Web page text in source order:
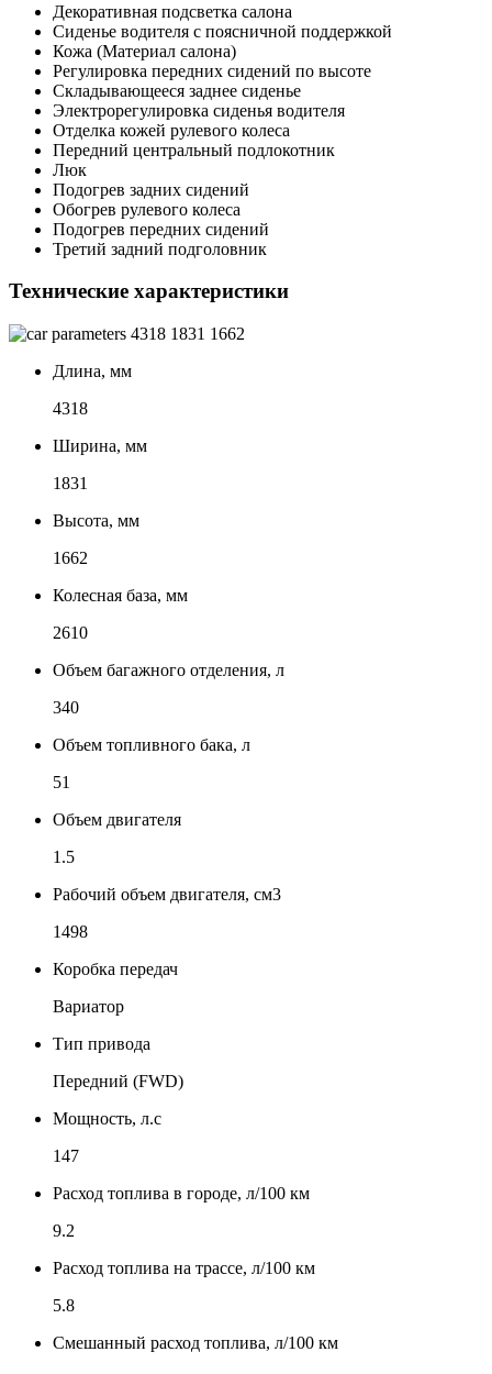
Декоративная подсветка салона
Сиденье водителя с поясничной поддержкой
Кожа (Материал салона)
Регулировка передних сидений по высоте
Складывающееся заднее сиденье
Электрорегулировка сиденья водителя
Отделка кожей рулевого колеса
Передний центральный подлокотник
Люк
Подогрев задних сидений
Обогрев рулевого колеса
Подогрев передних сидений
Третий задний подголовник
Технические характеристики
4318 1831 1662
Длина, мм
4318
Ширина, мм
1831
Высота, мм
1662
Колесная база, мм
2610
Объем багажного отделения, л
340
Объем топливного бака, л
51
Объем двигателя
1.5
Рабочий объем двигателя, см3
1498
Коробка передач
Вариатор
Тип привода
Передний (FWD)
Мощность, л.с
147
Расход топлива в городе, л/100 км
9.2
Расход топлива на трассе, л/100 км
5.8
Смешанный расход топлива, л/100 км